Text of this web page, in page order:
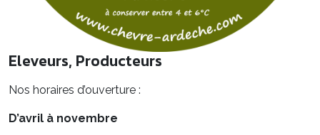
Eleveurs, Producteurs
Nos horaires d’ouverture :
D’avril à novembre